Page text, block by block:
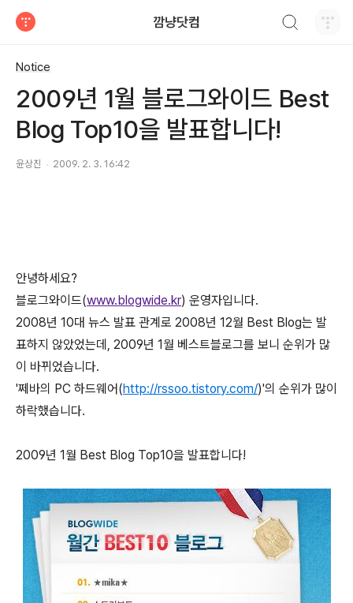
깜냥닷컴
Notice
2009년 1월 블로그와이드 Best
Blog Top10을 발표합니다!
윤상진 2009. 2. 3. 16:42
안녕하세요?
블로그와이드(www.blogwide.kr) 운영자입니다.
2008년 10대 뉴스 발표 관계로 2008년 12월 Best Blog는 발
표하지 않았었는데, 2009년 1월 베스트블로그를 보니 순위가 많
이 바뀌었습니다.
'쩨바의 PC 하드웨어(http://rssoo.tistory.com/)'의 순위가 많이
하락했습니다.
2009년 1월 Best Blog Top10을 발표합니다!